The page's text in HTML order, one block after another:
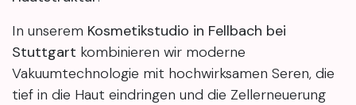
In unserem Kosmetikstudio in Fellbach bei
Stuttgart kombinieren wir moderne
Vakuumtechnologie mit hochwirksamen Seren, die
tief in die Haut eindringen und die Zellerneuerung